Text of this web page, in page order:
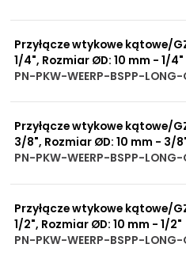
Przyłącze wtykowe kątowe/
1/4", Rozmiar ØD: 10 mm - 1/4"
PN-PKW-WEERP-BSPP-
Przyłącze wtykowe kątowe/
3/8", Rozmiar ØD: 10 mm - 3/
PN-PKW-WEERP-BSPP-
Przyłącze wtykowe kątowe/
1/2", Rozmiar ØD: 10 mm - 1/2"
PN-PKW-WEERP-BSPP-